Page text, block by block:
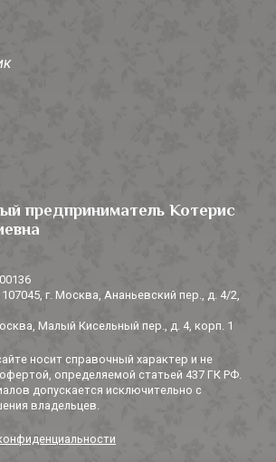
предприниматель Котерис
г. Москва, Ананьевский пер., д. 4/2,
Малый Кисельный пер., д. 4, корп. 1
носит справочный характер и не
определяемой статьей 437 ГК РФ.
допускается исключительно с
владельцев.